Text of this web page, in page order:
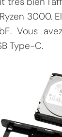
3000.
Vous
Type-C.